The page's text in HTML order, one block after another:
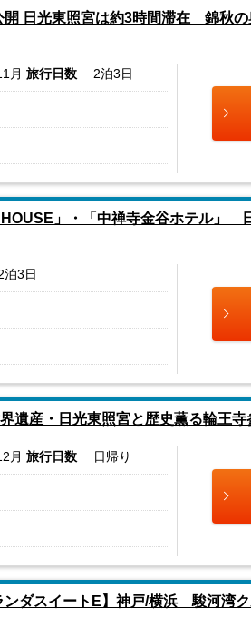
開 日光東照宮は約3時間滞在 錦秋
月 旅行日数 2泊3日
HOUSE」・「中禅寺金谷ホテル」
泊3日
遺産・日光東照宮と歴史薫る輪王
月 旅行日数 日帰り
ンダスイートE】神戸/横浜 駿河湾